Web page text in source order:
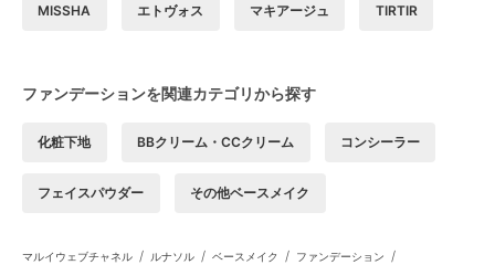
MISSHA エトヴォス マキアージュ TIRTIR
ファンデーションを関連カテゴリから探す
化粧下地 BBクリーム・CCクリーム コンシーラー
フェイスパウダー その他ベースメイク
マルイウェブチャネル / ルナソル / ベースメイク / ファンデーション /